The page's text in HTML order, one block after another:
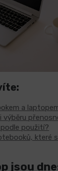
a
výběru
použití?
které
jsou